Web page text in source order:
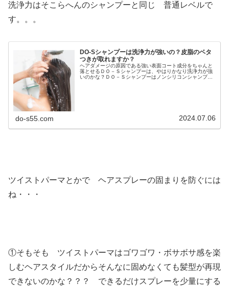
洗浄力はそこらへんのシャンプーと同じ 普通レベルで
す。。。
DO-Sシャンプーは洗浄力が強いの？皮脂のベタ
つきが取れますか？
ヘアダメージの原因である強い表面コート成分をちゃんと
落とせるＤＯ－Ｓシャンプーは、やはりかなり洗浄力が強
いのかな？ＤＯ－Ｓシャンプーはノンシリコンシャンプー
do-s55.com 2024.07.06
ツイストパーマとかで ヘアスプレーの固まりを防ぐには
ね・・・
①そもそも ツイストパーマはゴワゴワ・ボサボサ感を楽
しむヘアスタイルだからそんなに固めなくても髪型が再現
できないのかな？？？ できるだけスプレーを少量にする